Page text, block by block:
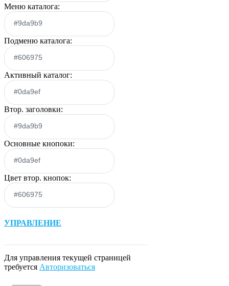
Меню каталога:
Подменю каталога:
Активный каталог:
Втор. заголовки:
Основные кнопоки:
Цвет втор. кнопок:
УПРАВЛЕНИЕ
Для управления текущей страницей
требуется Авторизоваться